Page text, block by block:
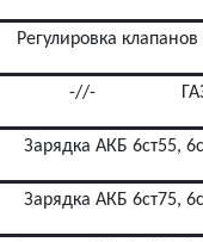
Регулировка
-//-
Зарядка АКБ 6ст55,
Зарядка АКБ 6ст75,